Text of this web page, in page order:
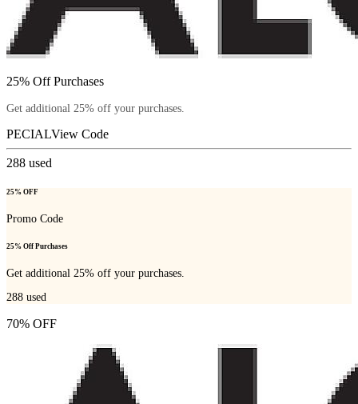
25% Off Purchases
Get additional 25% off your purchases.
PECIALView Code
288 used
25% OFF
Promo Code
25% Off Purchases
Get additional 25% off your purchases.
288 used
70% OFF